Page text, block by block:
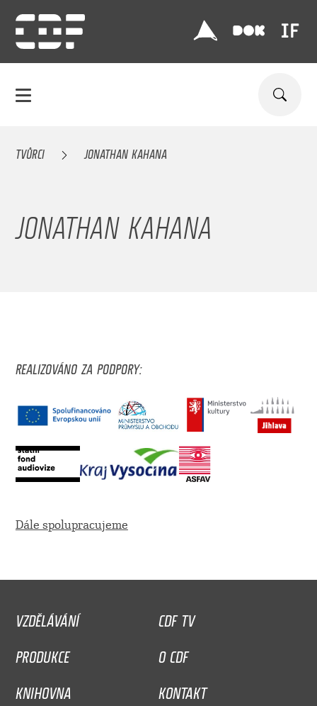
TVŮRCI JONATHAN KAHANA
JONATHAN KAHANA
REALIZOVÁNO ZA PODPORY:
Dále spolupracujeme
VZDĚLÁVÁNÍ
CDF TV
PRODUKCE
O CDF
KNIHOVNA
KONTAKT